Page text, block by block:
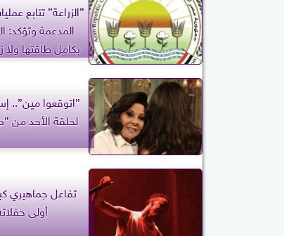
”الزراعة” تتابع
المدعمة وتؤكد:
بكامل طاقتها ولا
”اتوقعوا مين”..
لحلقة الأحد من
تفاعل جماهيري
أولى